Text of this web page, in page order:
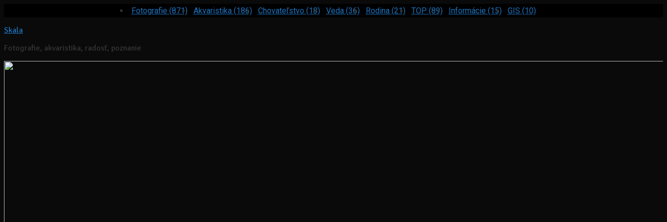
Fotografie (871) Akvaristika (186) Chovateľstvo (18) Veda (36) Rodina (21) TOP (89) Informácie (15) GIS (10)
Skala
Fotografie, akvaristika, radosť, poznanie